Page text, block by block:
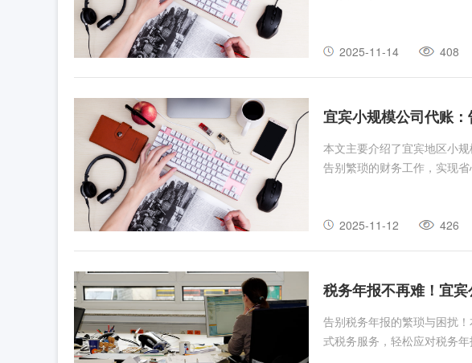
2025-11-14 408
宜宾小规模公司代账
本文主要介绍了宜宾地区小
告别繁琐的财务工作，实现省
2025-11-12 426
税务年报不再难！宜
告别税务年报的繁琐与困扰
式税务服务，轻松应对税务年